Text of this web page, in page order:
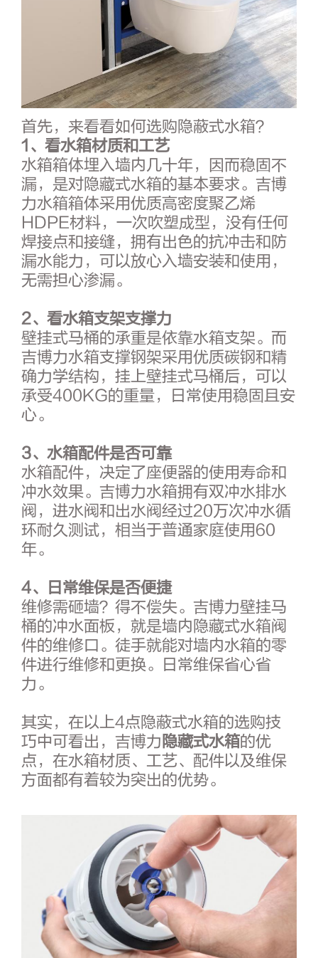
首先，来看看如何选购隐蔽式水箱？
1、看水箱材质和工艺
水箱箱体埋入墙内几十年，因而稳固不
漏，是对隐藏式水箱的基本要求。吉博
力水箱箱体采用优质高密度聚乙烯
HDPE材料，一次吹塑成型，没有任何
焊接点和接缝，拥有出色的抗冲击和防
漏水能力，可以放心入墙安装和使用，
无需担心渗漏。
2、看水箱支架支撑力
壁挂式马桶的承重是依靠水箱支架。而
吉博力水箱支撑钢架采用优质碳钢和精
确力学结构，挂上壁挂式马桶后，可以
承受400KG的重量，日常使用稳固且安
心。
3、水箱配件是否可靠
水箱配件，决定了座便器的使用寿命和
冲水效果。吉博力水箱拥有双冲水排水
阀，进水阀和出水阀经过20万次冲水循
环耐久测试，相当于普通家庭使用60
年。
4、日常维保是否便捷
维修需砸墙？得不偿失。吉博力壁挂马
桶的冲水面板，就是墙内隐藏式水箱阀
件的维修口。徒手就能对墙内水箱的零
件进行维修和更换。日常维保省心省
力。
其实，在以上4点隐蔽式水箱的选购技
巧中可看出，吉博力 隐藏式水箱的优
点，在水箱材质、工艺、配件以及维保
方面都有着较为突出的优势。